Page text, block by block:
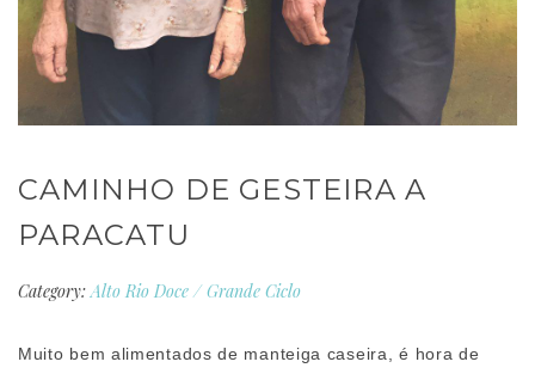
CAMINHO DE GESTEIRA A
PARACATU
Category: Alto Rio Doce/Grande Ciclo
Muito bem alimentados de manteiga caseira, é hora de